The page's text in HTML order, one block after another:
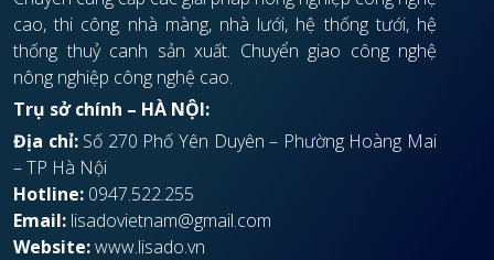
cao, thi công nhà màng, nhà lưới, hệ thống tưới, hệ
thống thuỷ canh sản xuất. Chuyển giao công nghệ
nông nghiệp công nghệ cao.
Trụ sở chính – HÀ NỘI:
Địa chỉ:Số 270 Phố Yên Duyên – Phường Hoàng Mai
– TP Hà Nội
Hotline: 0947.522.255
Email: lisadovietnam@gmail.com
Website:www.lisado.vn